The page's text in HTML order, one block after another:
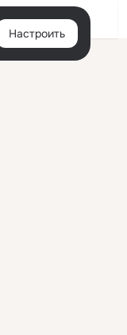
Войти
Настроить